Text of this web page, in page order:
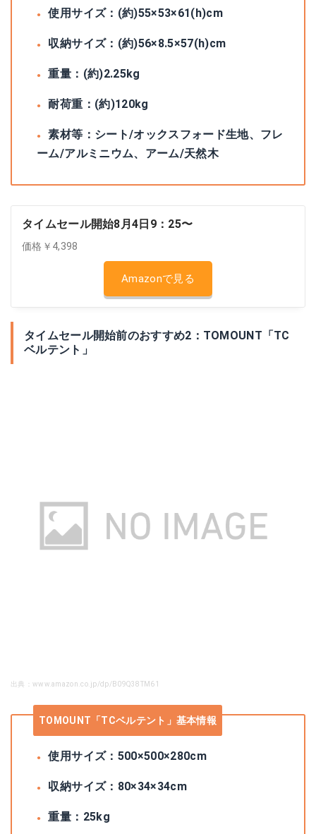
使用サイズ：(約)55×53×61(h)cm
収納サイズ：(約)56×8.5×57(h)cm
重量：(約)2.25kg
耐荷重：(約)120kg
素材等：シート/オックスフォード生地、フレ
ーム/アルミニウム、アーム/天然木
タイムセール開始8月4日9：25〜
価格￥4,398
Amazonで見る
タイムセール開始前のおすすめ2：TOMOUNT「TC
ベルテント」
出典：www.amazon.co.jp/dp/B09Q38TM61
TOMOUNT「TCベルテント」基本情報
使用サイズ：500×500×280cm
収納サイズ：80×34×34cm
重量：25kg